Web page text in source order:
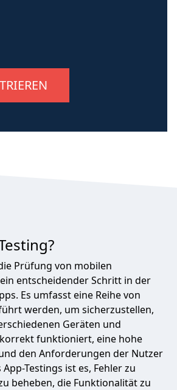
Prüfung von mobilen
entscheidender Schritt in der
Es umfasst eine Reihe von
werden, um sicherzustellen,
Geräten und
funktioniert, eine hohe
den Anforderungen der Nutzer
Testings ist es, Fehler zu
beheben, die Funktionalität zu